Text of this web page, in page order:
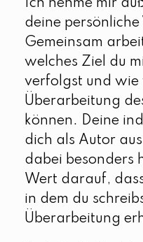
Ich nehme mir
deine
Gemeinsam
welches Ziel du
verfolgst und wie
Überarbeitung
können. Deine
dich als Autor
dabei besonders
Wert darauf,
in dem du
Überarbeitung